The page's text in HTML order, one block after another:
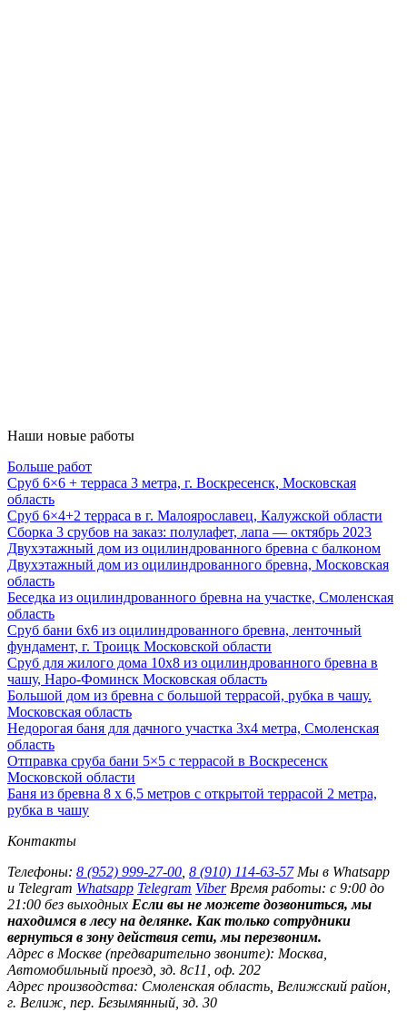
Наши новые работы
Больше работ
Сруб 6×6 + терраса 3 метра, г. Воскресенск, Московская
область
Сруб 6×4+2 терраса в г. Малоярославец, Калужской области
Сборка 3 срубов на заказ: полулафет, лапа — октябрь 2023
Двухэтажный дом из оцилиндрованного бревна с балконом
Двухэтажный дом из оцилиндрованного бревна, Московская
область
Беседка из оцилиндрованного бревна на участке, Смоленская
область
Сруб бани 6х6 из оцилиндрованного бревна, ленточный
фундамент, г. Троицк Московской области
Сруб для жилого дома 10х8 из оцилиндрованного бревна в
чашу, Наро-Фоминск Московская область
Большой дом из бревна с большой террасой, рубка в чашу.
Московская область
Недорогая баня для дачного участка 3х4 метра, Смоленская
область
Отправка сруба бани 5×5 с террасой в Воскресенск
Московской области
Баня из бревна 8 х 6,5 метров с открытой террасой 2 метра,
рубка в чашу
Контакты
Телефоны: 8 (952) 999-27-00 8 (910) 114-63-57 Мы в Whatsapp
и Telegram Whatsapp Telegram Viber Время работы: с 9:00 до
21:00 без выходных Если вы не можете дозвониться, мы
находимся в лесу на делянке. Как только сотрудники
вернуться в зону действия сети, мы перезвоним.
Адрес в Москве (предварительно звоните): Москва,
Автомобильный проезд, зд. 8с11, оф. 202
Адрес производства: Смоленская область, Велижский район,
г. Велиж, пер. Безымянный, зд. 30